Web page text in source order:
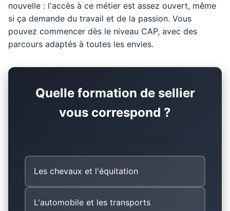
nouvelle : l'accès à ce métier est assez ouvert, même
si ça demande du travail et de la passion. Vous
pouvez commencer dès le niveau CAP, avec des
parcours adaptés à toutes les envies.
Quelle formation de sellier
vous correspond ?
Les chevaux et l'équitation
L'automobile et les transports